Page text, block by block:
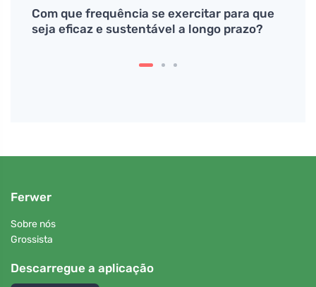
Com que frequência se exercitar para que
seja eficaz e sustentável a longo prazo?
Ferwer
Sobre nós
Grossista
Descarregue a aplicação